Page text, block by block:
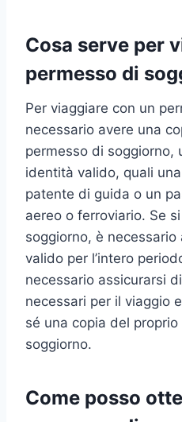
Cosa serve per
permesso di
Per viaggiare con un
necessario avere una
permesso di soggiorno,
identità valido, quali
patente di guida o un
aereo o ferroviario. Se
soggiorno, è necessario
valido per l’intero
necessario assicurarsi
necessari per il viaggio
sé una copia del
soggiorno.
Come posso